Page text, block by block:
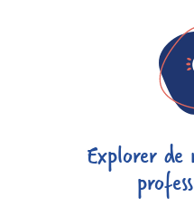
Explorer de